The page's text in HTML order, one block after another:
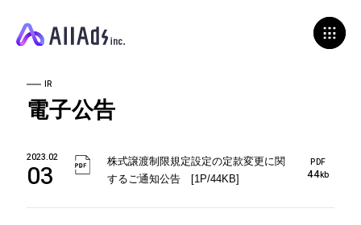
IR
電子公告
2023.02
03
株式譲渡制限規定設定の定款変更に関
するご通知公告 [1P/44KB]
PDF
44kb